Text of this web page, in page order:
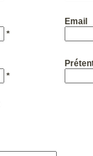
*
Email
*